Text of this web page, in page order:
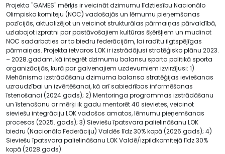
Projekta ''GAMES'' mērķis ir veicināt dzimumu līdztiesību Nacionālo
Olimpisko komiteju (NOC) vadošajās un lēmumu pieņemšanas
pozīcijās, aktualizējot un veicinot strukturālas pārmaiņas pārvaldībā,
uzlabojot izpratni par pastāvošajiem kultūras šķēršļiem un mudinot
NOC sadarboties ar to biedru federācijām, lai radītu ilgtspējīgas
pārmaiņas. Projekta ietvaros LOK ir izstrādājusi stratēģisko plānu 2023.
– 2028.gadam, kā integrēt dzimumu balansu sporta politikā sporta
organizācijās, kurā par galvenajiem uzdevumiem izvirzījusi: 1)
Mehānisma izstrādāšanu dzimuma balansa stratēģijas ieviešanas
uzraudzībai un izvērtēšanai, kā arī sabiedrības informēšanas
īstenošanai (2024.gads); 2) Mentoringa programmas izstrādāšanu
un īstenošanu ar mērķi ik gadu mentorēt 40 sievietes, veicinot
sieviešu integrāciju LOK vadošos amatos, lēmumu pieņemšanas
procesos (2025. gads); 3) Sieviešu īpatsvara palielināšanu LOK
biedru (Nacionālo Federāciju) Valdēs līdz 30% kopā (2026.gads); 4)
Sieviešu īpatsvara palielināšanu LOK Valdē/izpildkomitejā līdz 30%
kopā (2028.gads).